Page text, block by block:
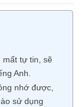
mất tự tin, sẽ
Anh.
nhớ được,
sử dụng